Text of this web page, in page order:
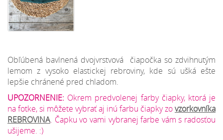
Obľúbená bavlnená dvojvrstvová čiapočka so zdvihnutým
lemom z vysoko elastickej rebroviny, kde sú ušká ešte
lepšie chránené pred chladom.
UPOZORNENIE: Okrem predvolenej farby čiapky, ktorá je
na fotke, si môžete vybrať aj inú farbu čiapky zovzorkovníka
REBROVINA. Čapku vo vami vybranej farbe vám s radosťou
ušijeme. :)